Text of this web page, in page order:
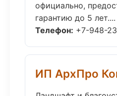
официально,
гарантию до 5 лет....
Телефон: +7-948-
ИП АрхПро